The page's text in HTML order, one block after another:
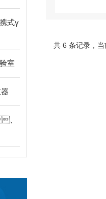
式γ
室
、
共 6 条记录